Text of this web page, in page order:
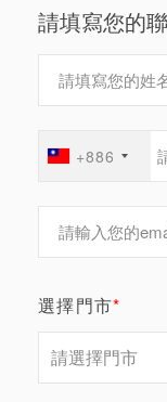
請填寫您的
+886
選擇門市*